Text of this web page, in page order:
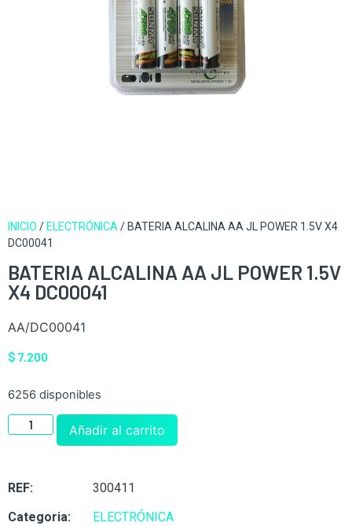
INICIO / ELECTRÓNICA / BATERIA ALCALINA AA JL POWER 1.5V X4
DC00041
BATERIA ALCALINA AA JL POWER 1.5V
X4 DC00041
AA/DC00041
$ 7.200
6256 disponibles
Añadir al carrito
REF:
300411
Categoria:
ELECTRÓNICA